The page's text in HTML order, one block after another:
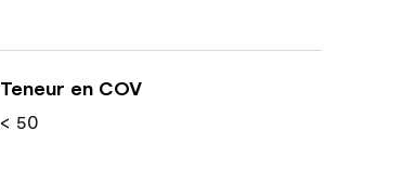
Teneur en COV
< 50